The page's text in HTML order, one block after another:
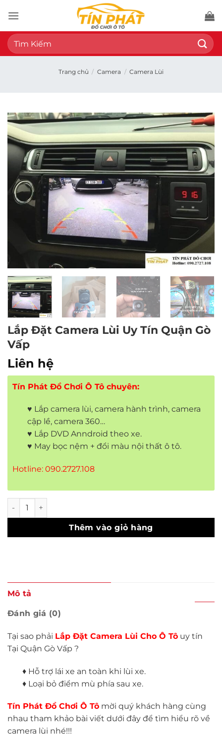
qua
nội
dung
Tìm
kiếm:
Trang chủ / Camera / Camera Lùi
Lắp Đặt Camera Lùi Uy Tín Quận Gò
Vấp
Liên hệ
Tín Phát Đồ Chơi Ô Tô chuyên:
♥ Lắp camera lùi, camera hành trình, camera
cập lề, camera 360…
♥ Lắp DVD Anndroid theo xe.
♥ May bọc nệm + đổi màu nội thất ô tô.
Hotline: 090.2727.108
Lắp Đặt Camera Lùi Uy Tín Quận Gò Vấp số lượng
Thêm vào giỏ hàng
Mô tả
Đánh giá (0)
Tại sao phải Lắp Đặt Camera Lùi Cho Ô Tô uy tín
Tại Quận Gò Vấp ?
♦ Hỗ trợ lái xe an toàn khi lùi xe.
♦ Loại bỏ điểm mù phía sau xe.
Tín Phát Đồ Chơi Ô Tô mời quý khách hàng cùng
nhau tham khảo bài viết dưới đây để tìm hiểu rõ về
camera lùi nhé!!!